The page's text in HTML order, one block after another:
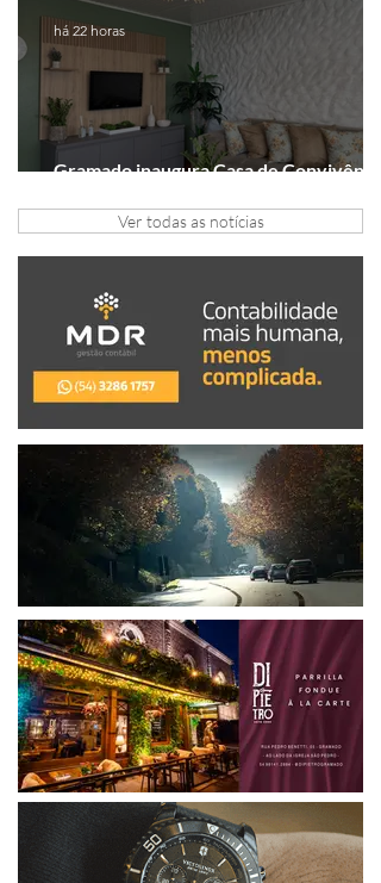
Gramado inaugura Casa de Convivência
há 22 horas
Ver todas as notícias